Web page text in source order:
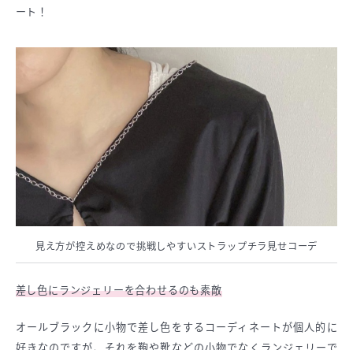
ート！
見え方が控えめなので挑戦しやすいストラップチラ見せコーデ
差し色にランジェリーを合わせるのも素敵
オールブラックに小物で差し色をするコーディネートが個人的に